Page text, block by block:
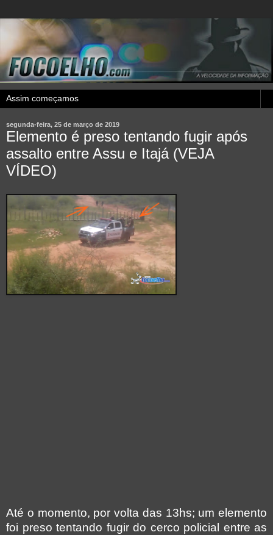
segunda-feira, 25 de março de 2019
Elemento é preso tentando fugir após
assalto entre Assu e Itajá (VEJA
VÍDEO)
Até o momento, por volta das 13hs; um elemento
foi preso tentando fugir do cerco policial entre as